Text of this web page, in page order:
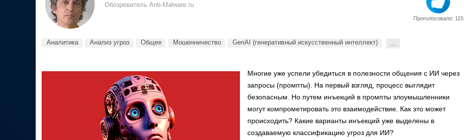
Обозреватель Anti-Malware.ru
Проголосовало: 115
Аналитика Анализ угроз Общее Мошенничество GenAI (генеративный искусственный интеллект) ...
Многие уже успели убедиться в полезности общения с ИИ через
запросы (промпты). На первый взгляд, процесс выглядит
безопасным. Но путем инъекций в промпты злоумышленники
могут компрометировать это взаимодействие. Как это может
происходить? Какие варианты инъекций уже выделены в
создаваемую классификацию угроз для ИИ?